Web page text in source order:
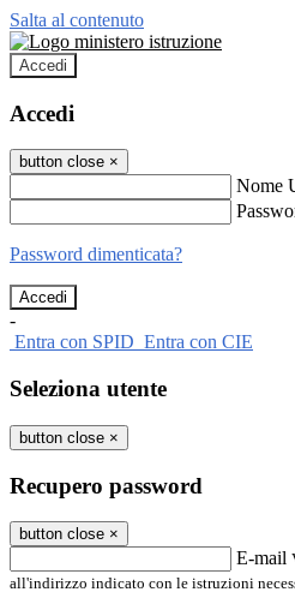
Salta al contenuto
Accedi
Accedi
button close ×
Nome
Password dimenticata?
-
Entra con SPID Entra con CIE
Seleziona utente
button close ×
Recupero password
button close ×
E-mail
all'indirizzo indicato con le istruzioni